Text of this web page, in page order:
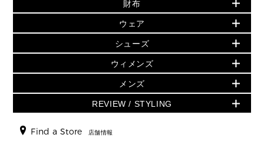
小物
シューズ・靴
ウェア
アクセサリー
時計
▶ メンズ
バッグ
▶ ウィメンズすべて(ウェア・シューズ除く)
バッグ
財布・小物
ウェア
シューズ
時計・ジュエリー
アクセサリー
▶ すべて
▶ ウィメンズすべて
財布・小物
アクセサリー
フレグランス
シューズ
▶ メンズすべて
人気の定番アイテム
日本限定 - バッグ
▶ ウィメンズすべて
トートバッグ
ショルダーバッグ
クロスボディ・斜め掛け
トラベル
財布
日本限定 - 財布・小物
▶ ウィメンズすべて
GREENWICH
折り財布(二つ折り・三つ折り)
長財布
ウェア
▶ ウィメンズすべて
トップス
スカート・パンツ
ジャケット・アウター
▶ メンズすべて
シューズ
▶ ウィメンズすべて
サンダル
スニーカー
▶ メンズすべて
ウィメンズ
人気の定番アイテム
▶ ウィメンズすべて
メンズ
▶ メンズすべて
REVIEW / STYLING
Find a Store 店舗情報